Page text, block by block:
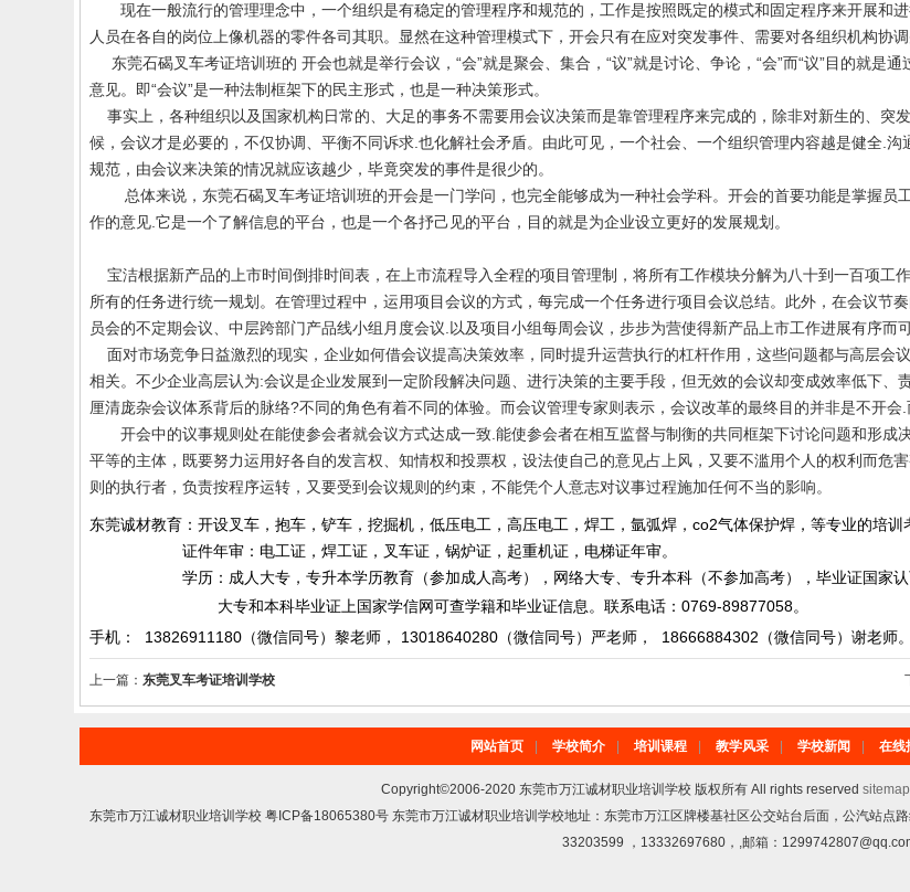
现在一般流行的管理理念中，一个组织是有稳定的管理程序和规范的，工作是按照既定的模式和固定程序来开展和
人员在各自的岗位上像机器的零件各司其职。显然在这种管理模式下，开会只有在应对突发事件、需要对各组织机构协调
东莞石碣叉车考证培训班的 开会也就是举行会议，“会”就是聚会、集合，“议”就是讨论、争论，“会”而“议”目的就是
意见。即“会议”是一种法制框架下的民主形式，也是一种决策形式。
事实上，各种组织以及国家机构日常的、大足的事务不需要用会议决策而是靠管理程序来完成的，除非对新生的、突
候，会议才是必要的，不仅协调、平衡不同诉求 也化解社会矛盾。由此可见，一个社会、一个组织管理内容越是健全 沟
规范，由会议来决策的情况就应该越少，毕竟突发的事件是很少的。
总体来说， 东莞石碣叉车考证培训班的开会是一门学问，也完全能够成为一种社会学科。开会的首要功能是掌握员
作的意见 它是一个了解信息的平台，也是一个各抒己见的平台，目的就是为企业设立更好的发展规划。
宝洁根据新产品的上市时间倒排时间表，在上市流程导入全程的项目管理制，将所有工作模块分解为八十到一百项工
所有的任务进行统一规划。在管理过程中，运用项目会议的方式，每完成一个任务进行项目会议总结。此外，在会议节
员会的不定期会议、中层跨部门产品线小组月度会议 以及项目小组每周会议，步步为营使得新产品上市工作进展有序而可
面对市场竞争日益激烈的现实，企业如何借会议提高决策效率，同时提升运营执行的杠杆作用，这些问题都与高层会
相关。不少企业高层认为:会议是企业发展到一定阶段解决问题、进行决策的主要手段，但无效的会议却变成效率低下、
厘清庞杂会议体系背后的脉络?不同的角色有着不同的体验。而会议管理专家则表示，会议改革的最终目的并非是不开会
开会中的议事规则处在能使参会者就会议方式达成一致 能使参会者在相互监督与制衡的共同框架下讨论问题和形成
平等的主体，既要努力运用好各自的发言权、知情权和投票权，设法使自己的意见占上风，又要不滥用个人的权利而危
则的执行者，负责按程序运转，又要受到会议规则的约束，不能凭个人意志对议事过程施加任何不当的影响。
东莞诚材教育：开设叉车，抱车，铲车，挖掘机，低压电工，高压电工，焊工，氩弧焊，co2气体保护焊，等专业的培训
证件年审：电工证，焊工证，叉车证，锅炉证，起重机证，电梯证年审。
学历：成人大专，专升本学历教育（参加成人高考），网络大专、专升本科（不参加高考），毕业证国家认
大专和本科毕业证上国家学信网可查学籍和毕业证信息。 联系电话 ： 0769-89877058。
手机： 13826911180（微信同号）黎老师， 13018640280 （微信同号）严老师 ， 18666884302 （微信同号） 谢老师。
上一篇： 东莞叉车考证培训学校
网站首页 学校简介 培训课程 教学风采 学校新闻 在线
Copyright©2006-2020 东莞市万江诚材职业培训学校 版权所有 All rights reserved
东莞市万江诚材职业培训学校 粤ICP备18065380号 东莞市万江诚材职业培训学校地址：东莞市万江区牌楼基社区公交站台后面，公汽站
33203599 ，13332697680，,邮箱：